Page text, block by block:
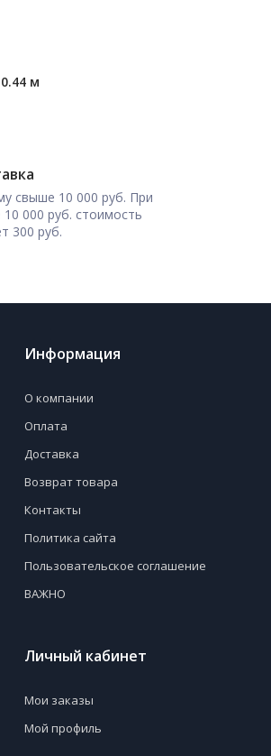
м
свыше 10 000 руб. При
000 руб. стоимость
300 руб.
Информация
О компании
Оплата
Доставка
Возврат товара
Контакты
Политика сайта
Пользовательское соглашение
ВАЖНО
Личный кабинет
Мои заказы
Мой профиль